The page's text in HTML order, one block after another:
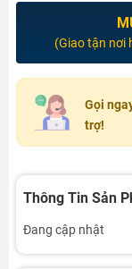
(Giao tận nơi
Gọi
trợ!
Thông Tin Sản
Đang cập nhật